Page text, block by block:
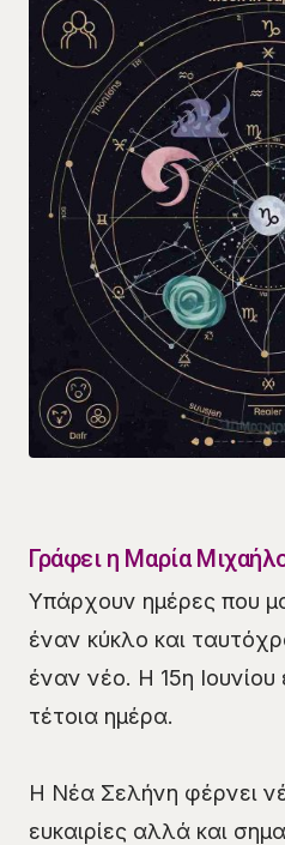
Γράφει η Μαρία
Υπάρχουν ημέρες που
έναν κύκλο και
έναν νέο. Η 15η Ιουνίου
τέτοια ημέρα.
Η Νέα Σελήνη φέρνει
ευκαιρίες αλλά και